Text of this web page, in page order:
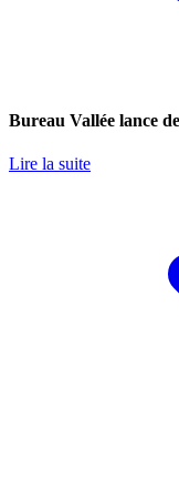
Bureau Vallée lance
Lire la suite